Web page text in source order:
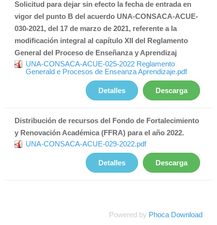
Solicitud para dejar sin efecto la fecha de entrada en
vigor del punto B del acuerdo UNA-CONSACA-ACUE-
030-2021, del 17 de marzo de 2021, referente a la
modificación integral al capítulo XII del Reglamento
General del Proceso de Enseñanza y Aprendizaj
UNA-CONSACA-ACUE-025-2022 Reglamento
Generald e Procesos de Enseanza Aprendizaje.pdf
Descarga
Detalles
Distribución de recursos del Fondo de Fortalecimiento
y Renovación Académica (FFRA) para el año 2022.
UNA-CONSACA-ACUE-029-2022.pdf
Descarga
Detalles
Powered by Phoca Download